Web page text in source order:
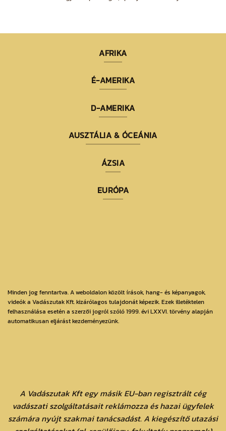
AFRIKA
É-AMERIKA
D-AMERIKA
AUSZTÁLIA & ÓCEÁNIA
ÁZSIA
EURÓPA
Minden jog fenntartva. A weboldalon közölt írások, hang- és képanyagok,
videók a Vadászutak Kft. kizárólagos tulajdonát képezik. Ezek illetéktelen
felhasználása esetén a szerzői jogról szóló 1999. évi LXXVI. törvény alapján
automatikusan eljárást kezdeményezünk.
A Vadászutak Kft egy másik EU-ban regisztrált cég
vadászati szolgáltatásait reklámozza és hazai ügyfelek
számára nyújt szakmai tanácsadást. A kiegészítő utazási